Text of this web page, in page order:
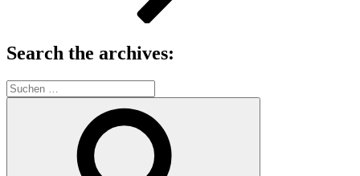
Search the archives:
Suche
nach: